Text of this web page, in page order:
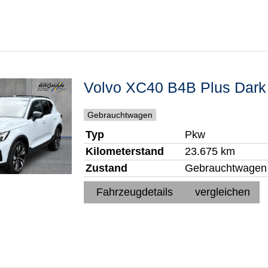
Volvo XC40 B4B Plus Dark
Gebrauchtwagen
Typ
Pkw
Kilometerstand
23.675 km
Zustand
Gebrauchtwagen
Fahrzeugdetails
vergleichen